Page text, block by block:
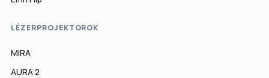
LÉZERPROJEKTOROK
MIRA
AURA 2